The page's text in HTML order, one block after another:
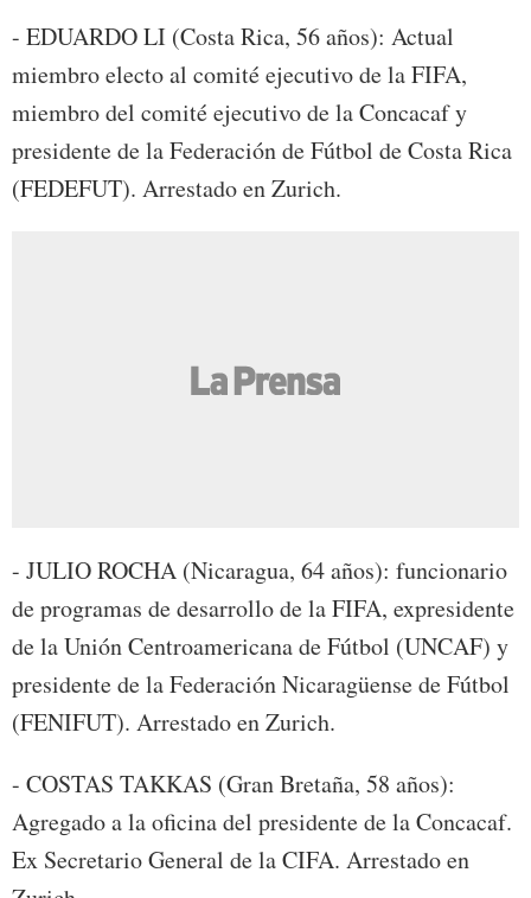
- EDUARDO LI (Costa Rica, 56 años): Actual
miembro electo al comité ejecutivo de la FIFA,
miembro del comité ejecutivo de la Concacaf y
presidente de la Federación de Fútbol de Costa Rica
(FEDEFUT). Arrestado en Zurich.
- JULIO ROCHA (Nicaragua, 64 años): funcionario
de programas de desarrollo de la FIFA, expresidente
de la Unión Centroamericana de Fútbol (UNCAF) y
presidente de la Federación Nicaragüense de Fútbol
(FENIFUT). Arrestado en Zurich.
- COSTAS TAKKAS (Gran Bretaña, 58 años):
Agregado a la oficina del presidente de la Concacaf.
Ex Secretario General de la CIFA. Arrestado en